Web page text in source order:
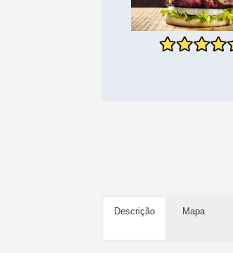
Descrição Mapa